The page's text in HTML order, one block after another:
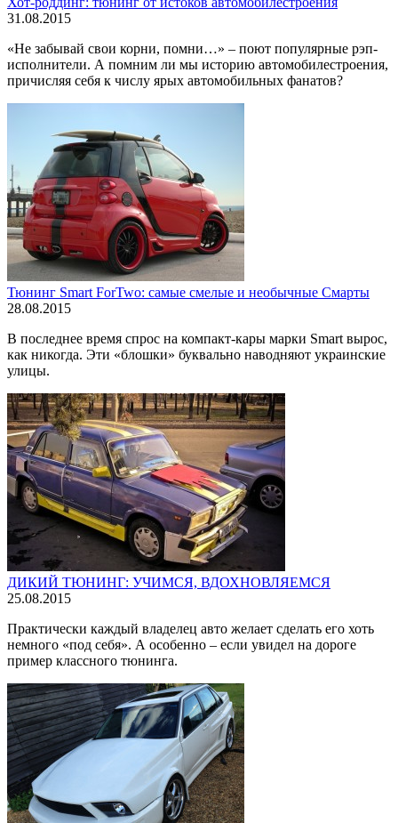
31.08.2015
«Не забывай свои корни, помни…» – поют популярные рэп-
исполнители. А помним ли мы историю автомобилестроения,
причисляя себя к числу ярых автомобильных фанатов?
Тюнинг Smart ForTwo: самые смелые и необычные Смарты
28.08.2015
В последнее время спрос на компакт-кары марки Smart вырос,
как никогда. Эти «блошки» буквально наводняют украинские
улицы.
ДИКИЙ ТЮНИНГ: УЧИМСЯ, ВДОХНОВЛЯЕМСЯ
25.08.2015
Практически каждый владелец авто желает сделать его хоть
немного «под себя». А особенно – если увидел на дороге
пример классного тюнинга.